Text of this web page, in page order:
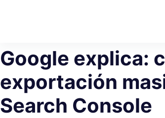
Google explica:
exportación
Search Console